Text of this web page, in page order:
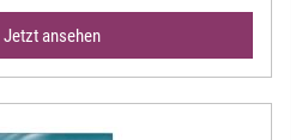
Jetzt ansehen